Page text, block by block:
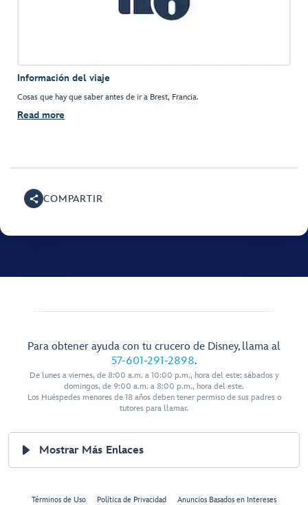
Información del viaje
Cosas que hay que saber antes de ir a Brest, Francia.
Read more
COMPARTIR
Para obtener ayuda con tu crucero de Disney, llama al
57-601-291-2898.
De lunes a viernes, de 8:00 a.m. a 10:00 p.m., hora del este; sábados y
domingos, de 9:00 a.m. a 8:00 p.m., hora del este.
Los Huéspedes menores de 18 años deben tener permiso de sus padres o
tutores para llamar.
Mostrar Más Enlaces
Términos de Uso Política de Privacidad Anuncios Basados en Intereses